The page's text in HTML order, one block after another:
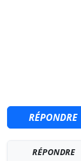
RÉPONDRE
RÉPONDRE